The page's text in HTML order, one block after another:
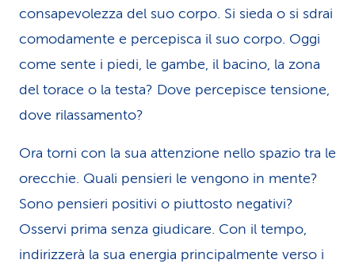
consapevolezza del suo corpo. Si sieda o si sdrai
comodamente e percepisca il suo corpo. Oggi
come sente i piedi, le gambe, il bacino, la zona
del torace o la testa? Dove percepisce tensione,
dove rilassamento?
Ora torni con la sua attenzione nello spazio tra le
orecchie. Quali pensieri le vengono in mente?
Sono pensieri positivi o piuttosto negativi?
Osservi prima senza giudicare. Con il tempo,
indirizzerà la sua energia principalmente verso i